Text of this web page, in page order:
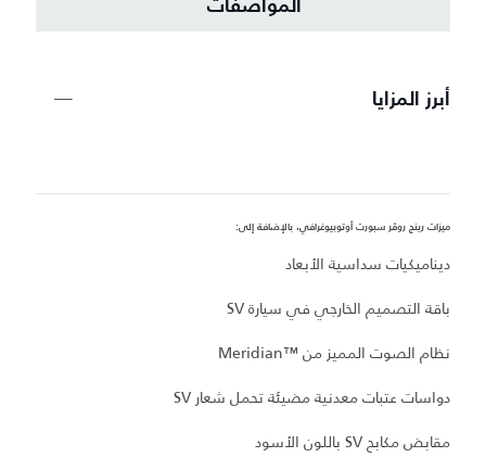
المواصفات
أبرز المزايا
ميزات رينج روڤر سبورت أوتوبيوغرافي، بالإضافة إلى:
ديناميكيات سداسية الأبعاد
باقة التصميم الخارجي في سيارة SV
نظام الصوت المميز من Meridian™‎
دواسات عتبات معدنية مضيئة تحمل شعار SV
مقابض مكابح SV باللون الأسود